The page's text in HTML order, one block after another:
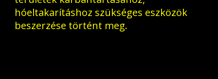
hóeltakarításhoz szükséges eszközök
beszerzése történt meg.